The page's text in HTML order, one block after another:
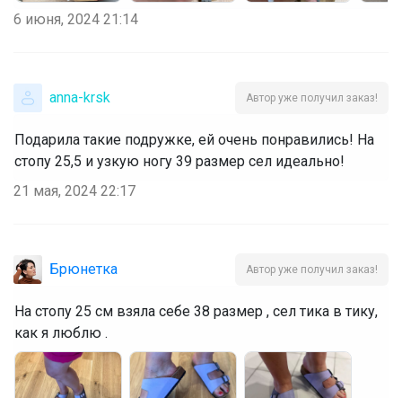
6 июня, 2024 21:14
anna-krsk Автор уже получил заказ!
Подарила такие подружке, ей очень понравились! На
стопу 25,5 и узкую ногу 39 размер сел идеально!
21 мая, 2024 22:17
Брюнетка Автор уже получил заказ!
На стопу 25 см взяла себе 38 размер , сел тика в тику,
как я люблю .